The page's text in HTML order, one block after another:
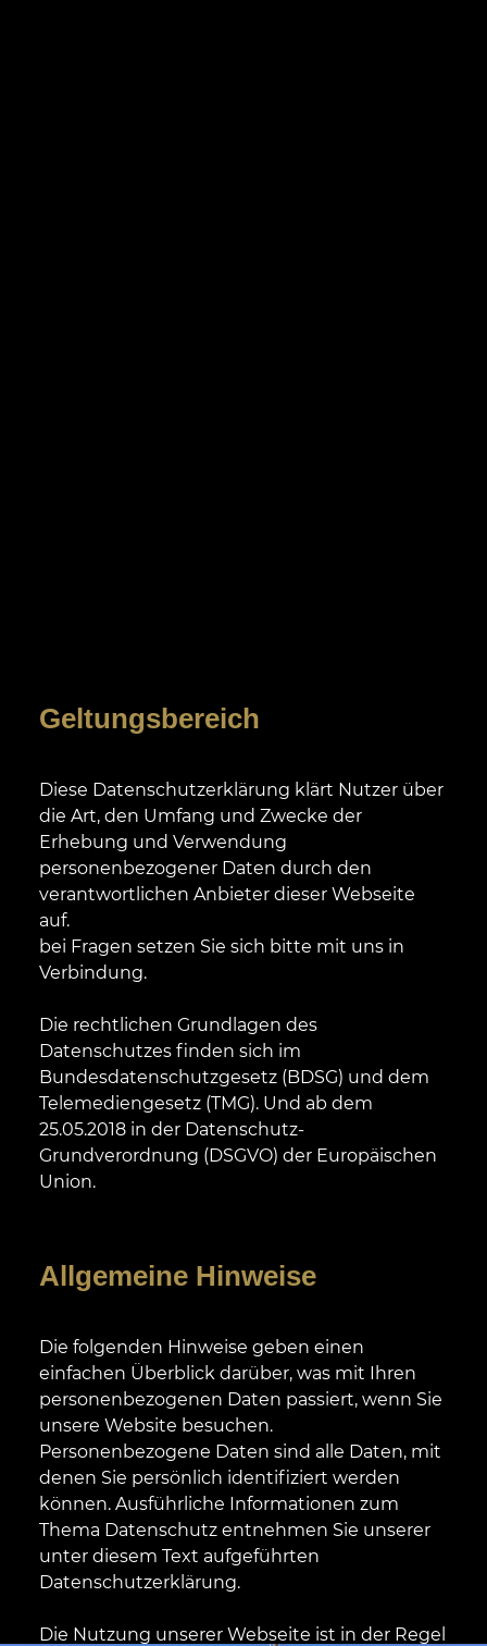
Geltungsbereich
Diese Datenschutzerklärung klärt Nutzer über
die Art, den Umfang und Zwecke der
Erhebung und Verwendung
personenbezogener Daten durch den
verantwortlichen Anbieter dieser Webseite
auf.
bei Fragen setzen Sie sich bitte mit uns in
Verbindung.
Die rechtlichen Grundlagen des
Datenschutzes finden sich im
Bundesdatenschutzgesetz (BDSG) und dem
Telemediengesetz (TMG). Und ab dem
25.05.2018 in der Datenschutz-
Grundverordnung (DSGVO) der Europäischen
Union.
Allgemeine Hinweise
Die folgenden Hinweise geben einen
einfachen Überblick darüber, was mit Ihren
personenbezogenen Daten passiert, wenn Sie
unsere Website besuchen.
Personenbezogene Daten sind alle Daten, mit
denen Sie persönlich identifiziert werden
können. Ausführliche Informationen zum
Thema Datenschutz entnehmen Sie unserer
unter diesem Text aufgeführten
Datenschutzerklärung.
Die Nutzung unserer Webseite ist in der Regel